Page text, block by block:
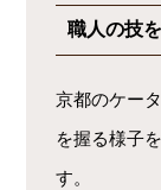
職人の技
京都のケー
を握る様子
す。